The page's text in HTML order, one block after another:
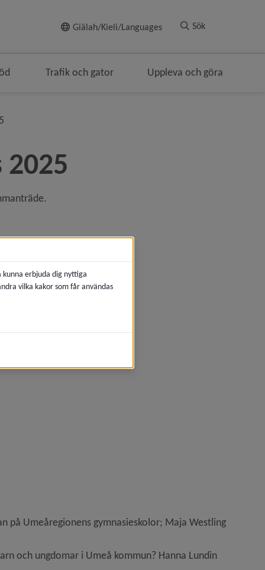
Giälah/Kieli/Languages Sök
Trafik och gator Uppleva och göra
nivå i brödsmulenavigeringen
på Umeåregionens gymnasieskolor; Maja Westling
och ungdomar i Umeå kommun? Hanna Lundin
erbjuda dig nyttiga
vilka kakor som får användas